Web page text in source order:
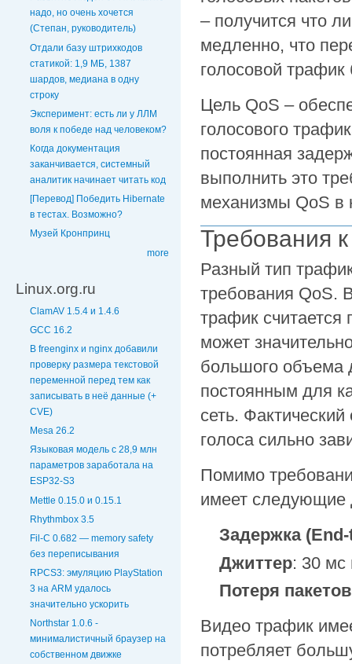
надо, но очень хочется
(Степан, руководитель)
Отдали базу штрихкодов
статикой: 1,9 МБ, 1387
шардов, медиана в одну
строку
Эксперимент: есть ли у ЛЛМ
воля к победе над человеком?
Когда документация
заканчивается, системный
аналитик начинает читать код
[Перевод] Победить Hibernate
в тестах. Возможно?
Музей Кронпринц
more
Linux.org.ru
ClamAV 1.5.4 и 1.4.6
GCC 16.2
В freenginx и nginx добавили
проверку размера текстовой
переменной перед тем как
записывать в неё данные (+
CVE)
Mesa 26.2
Языковая модель с 28,9 млн
параметров заработала на
ESP32-S3
Mettle 0.15.0 и 0.15.1
Rhythmbox 3.5
Fil-C 0.682 — memory safety
без переписывания
RPCS3: эмуляцию PlayStation
3 на ARM удалось
значительно ускорить
Northstar 1.0.6 -
минималистичный браузер на
собственном движке
– получится что
медленно, что
голосовой
Цель QoS –
голосового
постоянная
выполнить это
механизмы QoS в
Требования
Разный тип
требования QoS.
трафик
может
большого объема
постоянным для
сеть.
голоса сильно
Помимо
имеет следующие
Задержка
Джиттер: 30
Потеря пакетов
Видео трафик
потребляет